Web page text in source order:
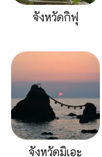
จังหวัดกิฟุ
จังหวัดมิเอะ